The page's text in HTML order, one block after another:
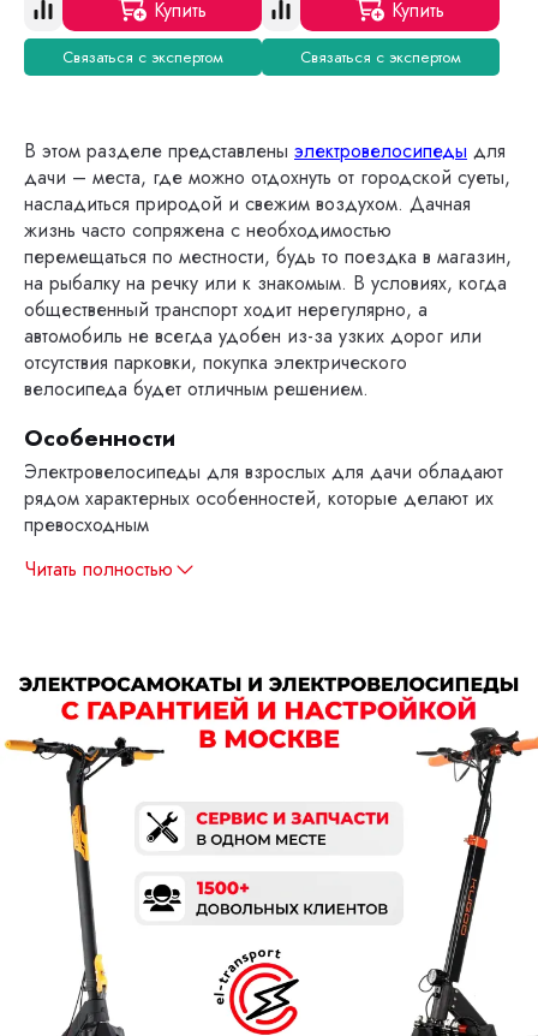
Купить
Связаться с экспертом
Купить
Связаться с экспертом
В этом разделе представлены электровелосипеды для
дачи – места, где можно отдохнуть от городской суеты,
насладиться природой и свежим воздухом. Дачная
жизнь часто сопряжена с необходимостью
перемещаться по местности, будь то поездка в магазин,
на рыбалку на речку или к знакомым. В условиях, когда
общественный транспорт ходит нерегулярно, а
автомобиль не всегда удобен из-за узких дорог или
отсутствия парковки, покупка электрического
велосипеда будет отличным решением.
Особенности
Электровелосипеды для взрослых для дачи обладают
рядом характерных особенностей, которые делают их
превосходным
Читать полностью